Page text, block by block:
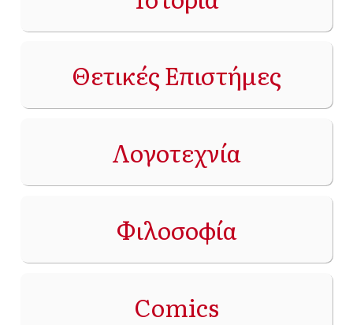
Θετικές Επιστήμες
Λογοτεχνία
Φιλοσοφία
Comics